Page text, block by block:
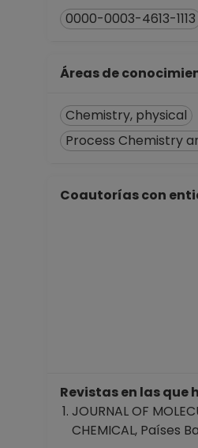
0000-0003-4613-1113
Áreas de
Chemistry, physical
Process Chemistry
Coautorías con
Revistas en las que
JOURNAL OF
CHEMICAL, Países